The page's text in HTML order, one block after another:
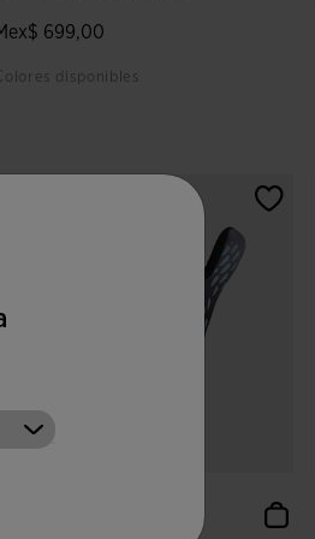
699,00
disponibles
4.2 sobre 5 de valoración de clientes